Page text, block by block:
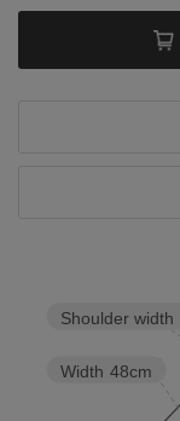
Width 48cm
Shoulder width